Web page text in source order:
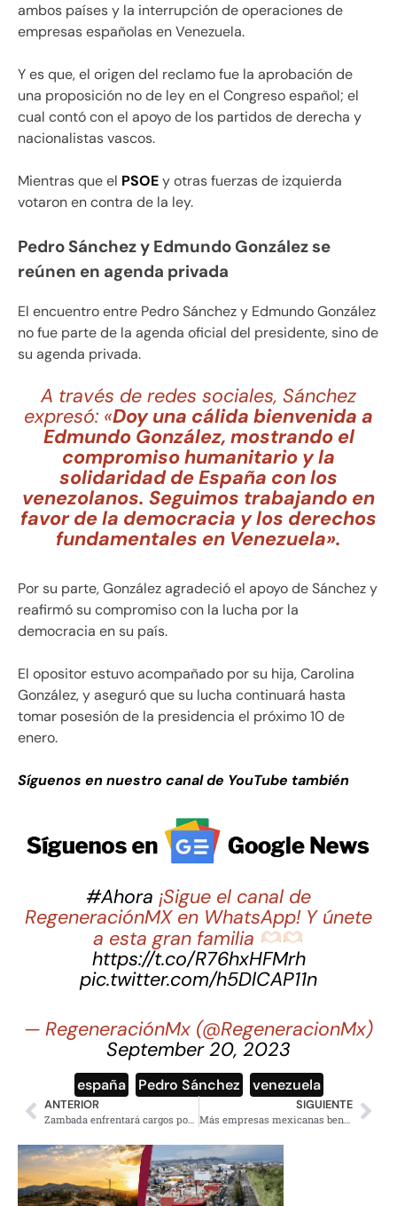
ambos países y la interrupción de operaciones de
empresas españolas en Venezuela.
Y es que, el origen del reclamo fue la aprobación de
una proposición no de ley en el Congreso español; el
cual contó con el apoyo de los partidos de derecha y
nacionalistas vascos.
Mientras que el PSOEy otras fuerzas de izquierda
votaron en contra de la ley.
Pedro Sánchez y Edmundo González se
reúnen en agenda privada
El encuentro entre Pedro Sánchez y Edmundo González
no fue parte de la agenda oficial del presidente, sino de
su agenda privada.
A través de redes sociales, Sánchez
expresó: «Doy una cálida bienvenida a
Edmundo González, mostrando el
compromiso humanitario y la
solidaridad de España con los
venezolanos. Seguimos trabajando en
favor de la democracia y los derechos
fundamentales en Venezuela».
Por su parte, González agradeció el apoyo de Sánchez y
reafirmó su compromiso con la lucha por la
democracia en su país.
El opositor estuvo acompañado por su hija, Carolina
González, y aseguró que su lucha continuará hasta
tomar posesión de la presidencia el próximo 10 de
enero.
Síguenos en nuestro canal de YouTube también
#Ahora ¡Sigue el canal de
RegeneraciónMX en WhatsApp! Y únete
a esta gran familia
https://t.co/R76hxHFMrh
pic.twitter.com/h5DlCAP11n
— RegeneraciónMx (@RegeneracionMx)
September 20, 2023
españa Pedro Sánchez venezuela
ANTERIOR SIGUIENTE